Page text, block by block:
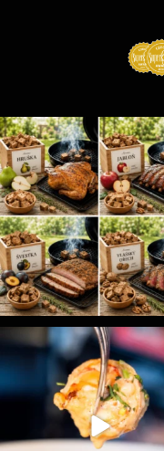
Udící špalíky - BORN TO SMOKE - různé
5 0
Spoustu podobných triků, které vám usnadní
9 0